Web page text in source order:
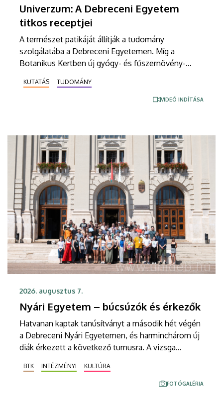
Univerzum: A Debreceni Egyetem
titkos receptjei
A természet patikáját állítják a tudomány
szolgálatába a Debreceni Egyetemen. Míg a
Botanikus Kertben új gyógy- és fűszernövény-
bemutatókert nyílt, a laboratóriumokban már a jövő
természetes gyógyszereit tökéletesítik a kutatók.
A nemzetközileg is elismert debreceni fejlesztések
boltok polcaira is megérkezhetnek. Részletek a DE
M. Tóth Ildikó Sajtóközpont saját gyártású
tudományos sorozatának legújabb riportjában.
KUTATÁS TUDOMÁNY
VIDEÓ INDÍTÁSA
2026. augusztus 7.
Nyári Egyetem – búcsúzók és érkezők
Hatvanan kaptak tanúsítványt a második hét végén
a Debreceni Nyári Egyetemen, és harminchárom új
diák érkezett a következő turnusra. A vizsga
sikeresen beilleszkedtek a csoportokba, ahol
továbbra is szorgalmasan tanulják a magyar
BTK INTÉZMÉNYI KULTÚRA
FOTÓGALÉRIA